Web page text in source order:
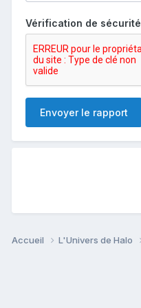
Vérification de sécurité
Envoyer le rapport
Accueil L'Univers de Halo